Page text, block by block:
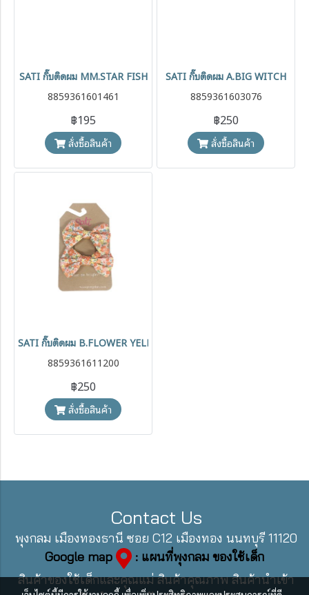
SATI กิ๊บติดผม MM.STAR FISH
8859361601461
฿195
สั่งซื้อสินค้า
SATI กิ๊บติดผม A.BIG WITCH
8859361603076
฿250
สั่งซื้อสินค้า
SATI กิ๊บติดผม B.FLOWER YELLOW
8859361611200
฿250
สั่งซื้อสินค้า
Contact Us
พุงกลม เมืองทองธานี ซอย C12 เมืองทอง นนทบุรี 11120
Google map
: แผนที่พุงกลม ของใช้เด็ก
สินค้าของใช้เด็กและคุณแม่ สินค้าคุณภาพ สินค้านำเข้า